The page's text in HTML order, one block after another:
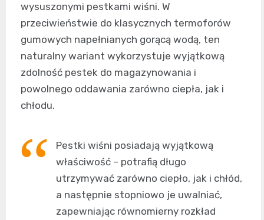
wysuszonymi pestkami wiśni. W
przeciwieństwie do klasycznych termoforów
gumowych napełnianych gorącą wodą, ten
naturalny wariant wykorzystuje wyjątkową
zdolność pestek do magazynowania i
powolnego oddawania zarówno ciepła, jak i
chłodu.
Pestki wiśni posiadają wyjątkową
właściwość – potrafią długo
utrzymywać zarówno ciepło, jak i chłód,
a następnie stopniowo je uwalniać,
zapewniając równomierny rozkład